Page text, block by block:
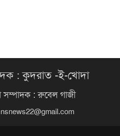
: কুদরাত -ই-খোদা
সম্পাদক : রুবেল গাজী